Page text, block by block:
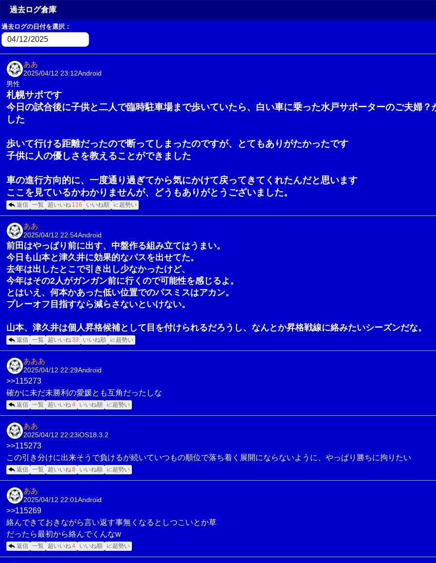
過去ログ倉庫
過去ログの日付を選択：
ああ
2025/04/12 23:12Android
男性
札幌サポです
今日の試合後に子供と二人で臨時駐車場まで歩いていたら、白い車に乗った水戸サポーターのご夫婦
した
歩いて行ける距離だったので断ってしまったのですが、とてもありがたかったです
子供に人の優しさを教えることができました
車の進行方向的に、一度通り過ぎてから気にかけて戻ってきてくれたんだと思います
ここを見ているかわかりませんが、どうもありがとうございました。
返信 一覧 超いいね 116 いいね順 📈超勢い
ああ
2025/04/12 22:54Android
前田はやっぱり前に出す、中盤作る組み立てはうまい。
今日も山本と津久井に効果的なパスを出せてた。
去年は出したとこで引き出し少なかったけど、
今年はその2人がガンガン前に行くので可能性を感じるよ。
とはいえ、何本かあった低い位置でのパスミスはアカン。
プレーオフ目指すなら減らさないといけない。
山本、津久井は個人昇格候補として目を付けられるだろうし、なんとか昇格戦線に絡みたいシーズンだな。
返信 一覧 超いいね 33 いいね順 📈超勢い
あああ
2025/04/12 22:29Android
>>115273
確かに未だ未勝利の愛媛とも互角だったしな
返信 一覧 超いいね 4 いいね順 📈超勢い
ああ
2025/04/12 22:23iOS18.3.2
>>115273
この引き分けに出来そうで負けるが続いていつもの順位で落ち着く展開にならないように、やっぱり勝ちに拘りたい
返信 一覧 超いいね 8 いいね順 📈超勢い
ああ
2025/04/12 22:01Android
>>115269
絡んできておきながら言い返す事無くなるとしつこいとか草
だったら最初から絡んでくんなw
返信 一覧 超いいね 4 いいね順 📈超勢い